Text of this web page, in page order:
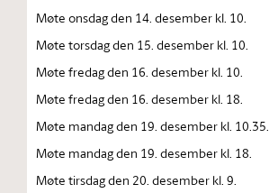
Møte onsdag den 14. desember kl. 10.
Møte torsdag den 15. desember kl. 10.
Møte fredag den 16. desember kl. 10.
Møte fredag den 16. desember kl. 18.
Møte mandag den 19. desember kl. 10.35.
Møte mandag den 19. desember kl. 18.
Møte tirsdag den 20. desember kl. 9.